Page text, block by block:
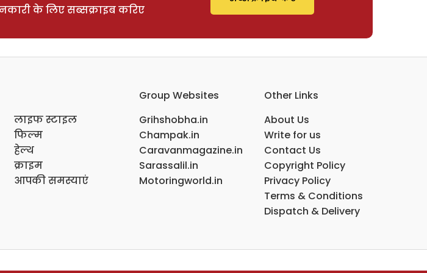
के लिए सब्सक्राइब करिए
लाइफ स्टाइल
फिल्म
हेल्थ
क्राइम
आपकी समस्याएं
Group Websites
Grihshobha.in
Champak.in
Caravanmagazine.in
Sarassalil.in
Motoringworld.in
Other Links
About Us
Write for us
Contact Us
Copyright Policy
Privacy Policy
Terms & Conditions
Dispatch & Delivery